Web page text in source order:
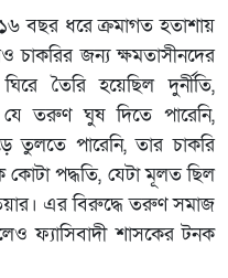
বছর ধরে ক্রমাগত হতাশায়
জন্য ক্ষমতাসীনদের
তৈরি হয়েছিল দুর্নীতি,
যে তরুণ ঘুষ দিতে পারেনি,
তুলতে পারেনি, তার চাকরি
কোটা পদ্ধতি, যেটা মূলত ছিল
এর বিরুদ্ধে তরুণ সমাজ
ফ্যাসিবাদী শাসকের টনক